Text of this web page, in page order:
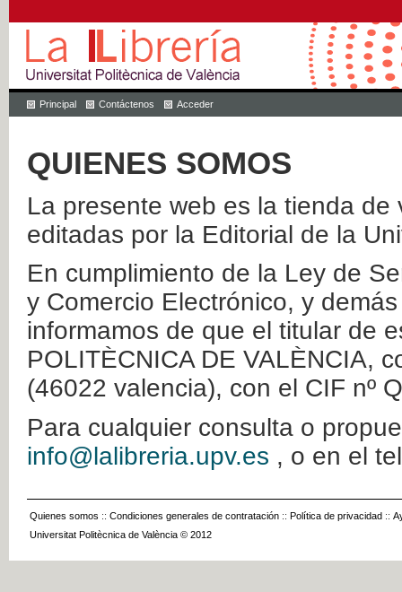
Principal Contáctenos Acceder
QUIENES SOMOS
La presente web es la tienda
editadas por la Editorial de la
En cumplimiento de la Ley de
y Comercio Electrónico, y
informamos de que el titular de
POLITÈCNICA DE VALÈNCIA,
(46022 valencia), con el CIF nº
Para cualquier consulta o
info@lalibreria.upv.es , o en el
Quienes somos :: Condiciones generales de contratación :: Política de privacidad ::
Universitat Politècnica de València © 2012